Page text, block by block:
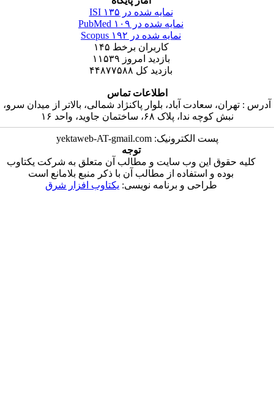
۱۳۵
۱۰۹
۱۹۲
کاربران برخط۱۴۵
۱۱۵۳۹
۴۴۸۷۷۵۸۸
اطلاعات تماس
آباد، بلوار پاکنژاد شمالی، بالاتر از میدان سرو،
پلاک ۶۸، ساختمان جاوید، واحد ۱۶
پست الکترونیک: yektaweb-AT-gmail.com
این وب سایت و مطالب آن متعلق به شرکت یکتاوب
و استفاده از مطالب آن با ذکر منبع بلامانع است
طراحی و برنامه نویسی:یکتاوب افزار شرق